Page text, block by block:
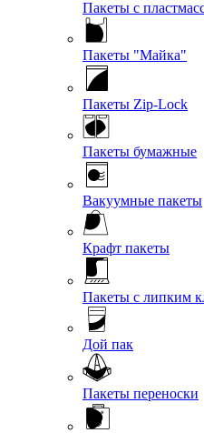
Пакеты с
Пакеты "Майка"
Пакеты Zip-Lock
Пакеты бумажные
Вакуумные пакеты
Крафт пакеты
Пакеты с липким
Дой пак
Пакеты переноски